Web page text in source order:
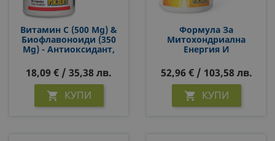
Витамин С (500 Mg) &
Биофлавоноиди (350
Mg) - Антиоксидант,
Венотоник, 90 Капсули
За 3 Месеца Прием
18,09 € / 35,38 лв.
 КУПИ
Формула За
Митохондриална
Енергия И
С Глутатион,
Супероксид Дисмутаза
& CoQ10, 120 Капсули
52,96 € / 103,58 лв.
 КУПИ